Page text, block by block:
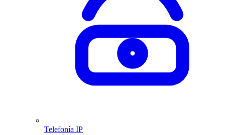
Telefonía IP